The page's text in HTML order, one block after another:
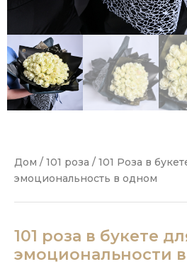
Дом / 101 роза / 101 Роза в
эмоциональность в одном
101 роза в букете
эмоциональности